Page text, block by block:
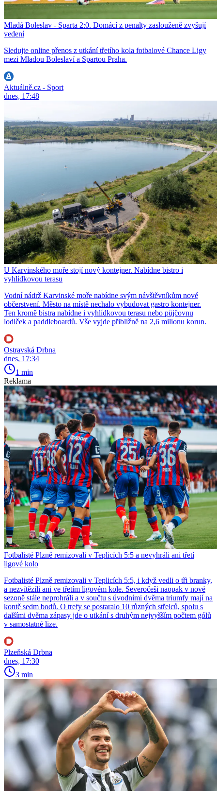
Mladá Boleslav - Sparta 2:0. Domácí z penalty zaslouženě zvyšují
vedení
Sledujte online přenos z utkání třetího kola fotbalové Chance Ligy
mezi Mladou Boleslaví a Spartou Praha.
Aktuálně.cz - Sport
dnes, 17:48
U Karvinského moře stojí nový kontejner. Nabídne bistro i
vyhlídkovou terasu
Vodní nádrž Karvinské moře nabídne svým návštěvníkům nové
občerstvení. Město na místě nechalo vybudovat gastro kontejner.
Ten kromě bistra nabídne i vyhlídkovou terasu nebo půjčovnu
lodiček a paddleboardů. Vše vyjde přibližně na 2,6 milionu korun.
Ostravská Drbna
dnes, 17:34
1 min
Reklama
Fotbalisté Plzně remizovali v Teplicích 5:5 a nevyhráli ani třetí
ligové kolo
Fotbalisté Plzně remizovali v Teplicích 5:5, i když vedli o tři branky,
a nezvítězili ani ve třetím ligovém kole. Severočeši naopak v nové
sezoně stále neprohráli a v součtu s úvodními dvěma triumfy mají na
kontě sedm bodů. O trefy se postaralo 10 různých střelců, spolu s
dalšími dvěma zápasy jde o utkání s druhým nejvyšším počtem gólů
v samostatné lize.
Plzeňská Drbna
dnes, 17:30
3 min